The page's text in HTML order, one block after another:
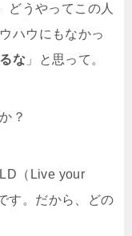
どうやってこの人
ハウにもなかっ
な 」と思って。
？
（Live your
す。だから、どの